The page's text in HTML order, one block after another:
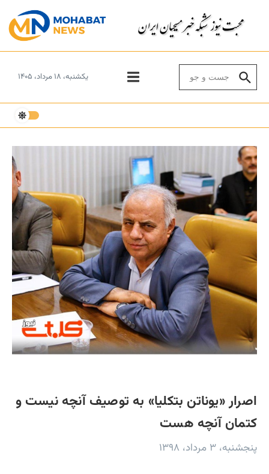
یکشنبه، ۱۸ مرداد، ۱۴۰۵
اصرار «یوناتن بت‎کلیا» به توصیف آنچه نیست و
کتمان آنچه هست
پنجشنبه، ۳ مرداد، ۱۳۹۸